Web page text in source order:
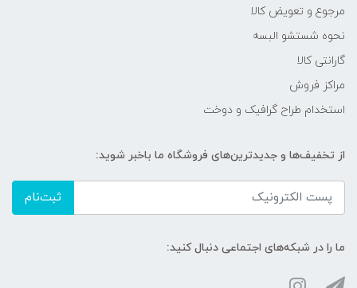
مرجوع و تعویض کالا
نحوه شستشو البسه
گارانتی کالا
مراکز فروش
استخدام طراح گرافیک و دوخت
از تخفیف‌ها و جدیدترین‌های فروشگاه ما باخبر شوید:
ثبت‌نام
ما را در شبکه‌های اجتماعی دنبال کنید: